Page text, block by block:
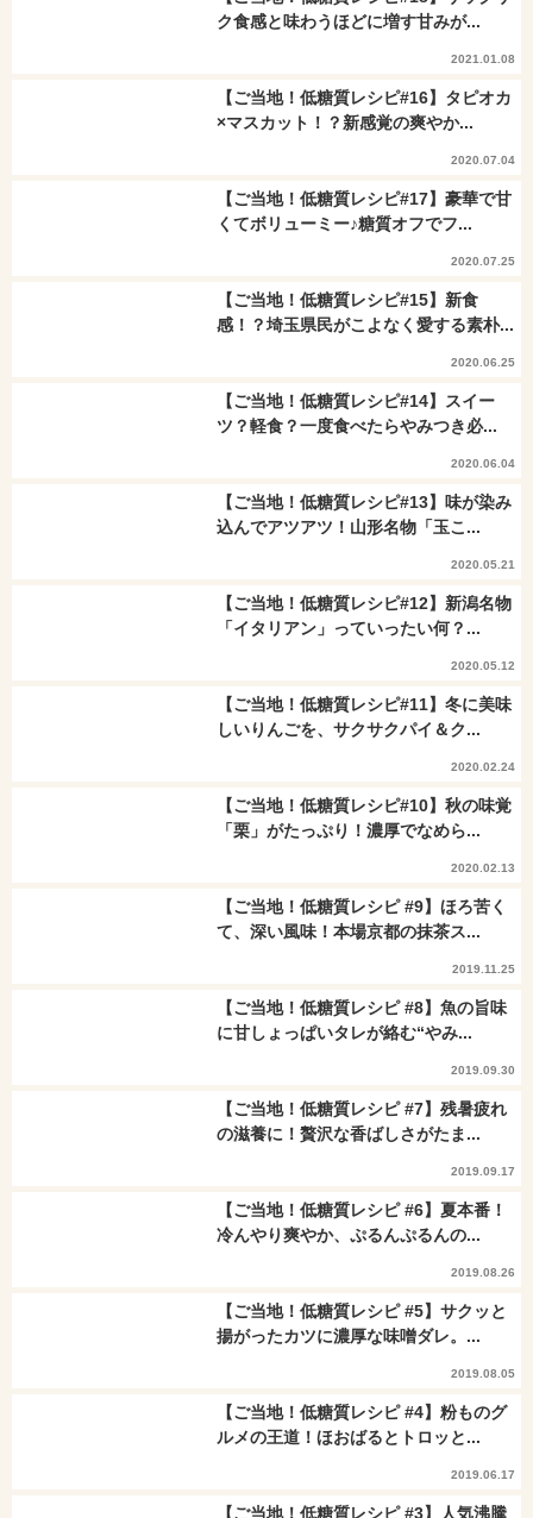
ク食感と味わうほどに増す甘みが...
2021.01.08
【ご当地！低糖質レシピ#16】タピオカ
×マスカット！？新感覚の爽やか...
2020.07.04
【ご当地！低糖質レシピ#17】豪華で甘
くてボリューミー♪糖質オフでフ...
2020.07.25
【ご当地！低糖質レシピ#15】新食
感！？埼玉県民がこよなく愛する素朴...
2020.06.25
【ご当地！低糖質レシピ#14】スイー
ツ？軽食？一度食べたらやみつき必...
2020.06.04
【ご当地！低糖質レシピ#13】味が染み
込んでアツアツ！山形名物「玉こ...
2020.05.21
【ご当地！低糖質レシピ#12】新潟名物
「イタリアン」っていったい何？...
2020.05.12
【ご当地！低糖質レシピ#11】冬に美味
しいりんごを、サクサクパイ＆ク...
2020.02.24
【ご当地！低糖質レシピ#10】秋の味覚
「栗」がたっぷり！濃厚でなめら...
2020.02.13
【ご当地！低糖質レシピ #9】ほろ苦く
て、深い風味！本場京都の抹茶ス...
2019.11.25
【ご当地！低糖質レシピ #8】魚の旨味
に甘しょっぱいタレが絡む“やみ...
2019.09.30
【ご当地！低糖質レシピ #7】残暑疲れ
の滋養に！贅沢な香ばしさがたま...
2019.09.17
【ご当地！低糖質レシピ #6】夏本番！
冷んやり爽やか、ぷるんぷるんの...
2019.08.26
【ご当地！低糖質レシピ #5】サクッと
揚がったカツに濃厚な味噌ダレ。...
2019.08.05
【ご当地！低糖質レシピ #4】粉ものグ
ルメの王道！ほおばるとトロッと...
2019.06.17
【ご当地！低糖質レシピ #3】人気沸騰